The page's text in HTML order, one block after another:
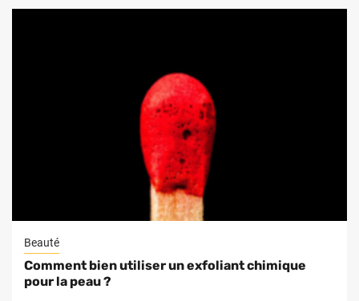
Beauté
Comment bien utiliser un exfoliant chimique
pour la peau ?